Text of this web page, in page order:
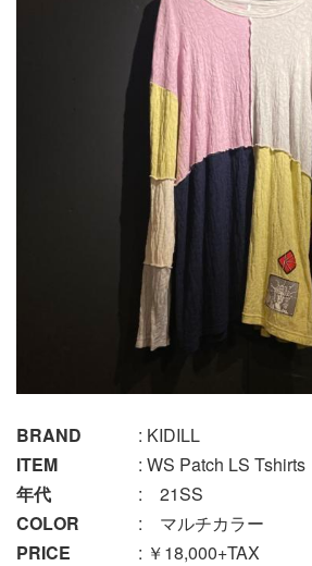
BRAND
: KIDILL
ITEM
: WS Patch LS Tshirts
年代
: 21SS
COLOR
: マルチカラー
PRICE
: ￥18,000+TAX